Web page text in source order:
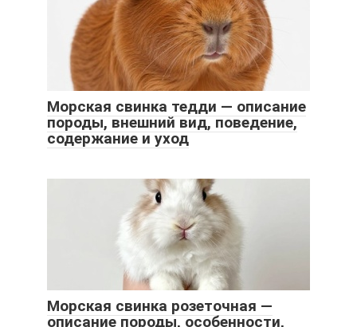
Морская свинка тедди — описание
породы, внешний вид, поведение,
содержание и уход
Морская свинка розеточная —
описание породы, особенности,